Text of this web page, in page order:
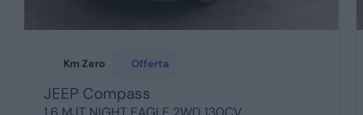
Km Zero Offerta
JEEP Compass